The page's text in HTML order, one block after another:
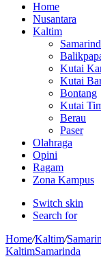
Home
Nusantara
Kaltim
Kutai
Kutai
Bontang
Kutai
Berau
Paser
Olahraga
Opini
Ragam
Zona Kampus
Switch skin
Search for
Home/Kaltim/
KaltimSamarinda